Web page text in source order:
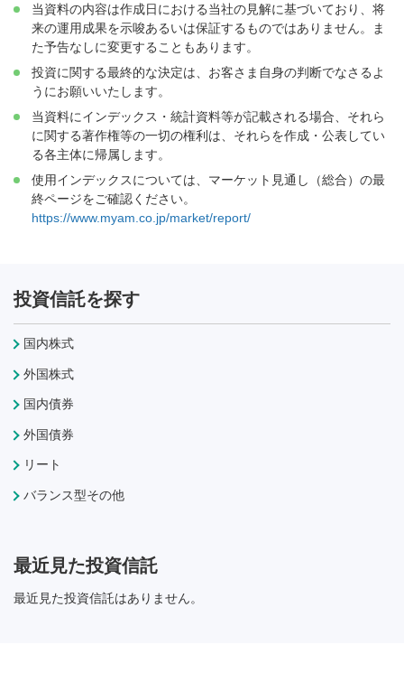
当資料の内容は作成日における当社の見解に基づいており、将
来の運用成果を示唆あるいは保証するものではありません。ま
た予告なしに変更することもあります。
投資に関する最終的な決定は、お客さま自身の判断でなさるよ
うにお願いいたします。
当資料にインデックス・統計資料等が記載される場合、それら
に関する著作権等の一切の権利は、それらを作成・公表してい
る各主体に帰属します。
使用インデックスについては、マーケット見通し（総合）の最
終ページをご確認ください。
https://www.myam.co.jp/market/report/
投資信託を探す
国内株式
外国株式
国内債券
外国債券
リート
バランス型その他
最近見た投資信託
最近見た投資信託はありません。